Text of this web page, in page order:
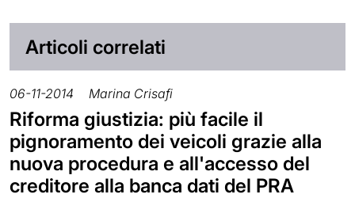
Articoli correlati
06-11-2014 Marina Crisafi
Riforma giustizia: più facile il
pignoramento dei veicoli grazie alla
nuova procedura e all'accesso del
creditore alla banca dati del PRA